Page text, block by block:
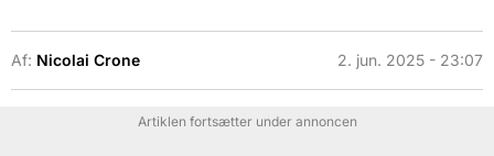
Af: Nicolai Crone 2. jun. 2025 - 23:07
Artiklen fortsætter under annoncen